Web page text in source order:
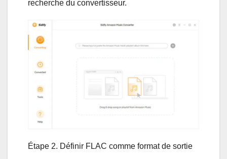
recherche du convertisseur.
Étape 2. Définir FLAC comme format de sortie